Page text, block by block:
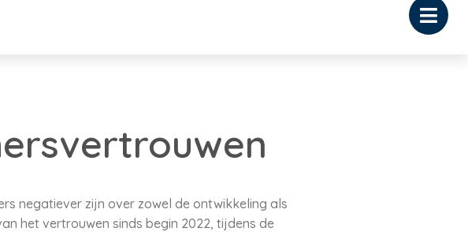
negatiever zijn over zowel de ontwikkeling als
het vertrouwen sinds begin 2022, tijdens de